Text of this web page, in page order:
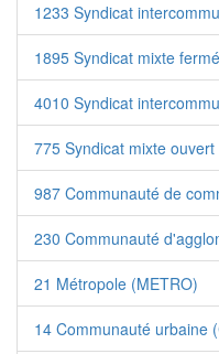
1233 Syndicat
1895 Syndicat mixte
4010 Syndicat
775 Syndicat mixte ouvert
987 Communauté de
230 Communauté
21 Métropole (METRO)
14 Communauté urbaine